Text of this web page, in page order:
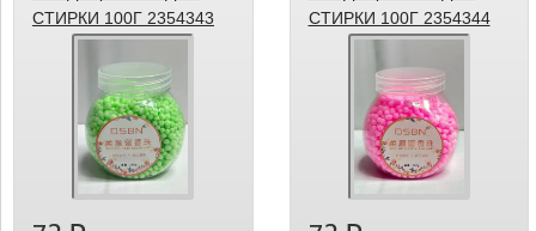
СТИРКИ 100Г 2354343
СТИРКИ 100Г 2354344